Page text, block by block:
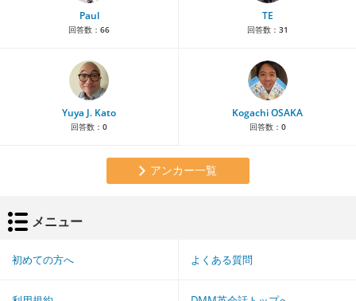
Paul
回答数： 66
TE
回答数： 31
Yuya J. Kato
回答数： 0
Kogachi OSAKA
回答数： 0
アンカー一覧
メニュー
初めての方へ よくある質問